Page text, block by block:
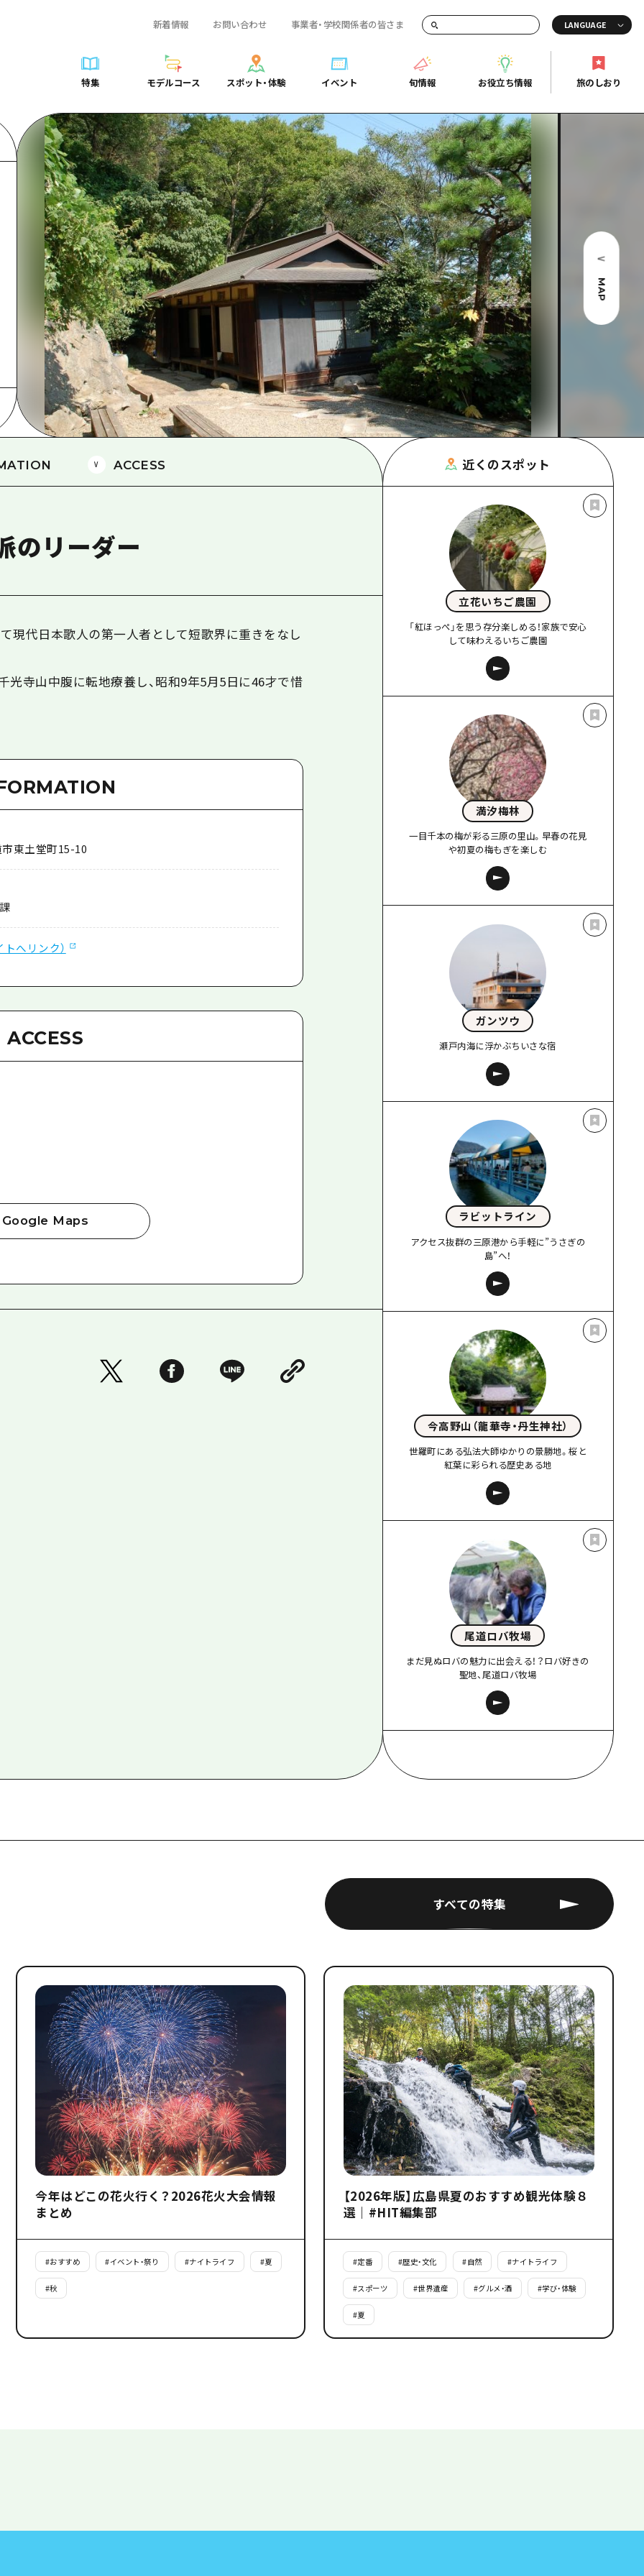
新着情報 お問い合わせ 事業者・学校関係者の皆さま
特集
サイクリング
ショッピング
スポーツ
ナイトライフ
世界遺産
学び・体験
定番
歴史・文化
癒し
自然
モデルコース
モデルコース一覧
Dive! Hiroshima 公式ガイド
広島もしもトラベル
あたらしい非日常
広島市周辺
安芸
備後
備北
芸北
宮島周辺
山口県東部
弾丸
日帰り
半日
1泊2日
2泊3日
スポット・体験
スポット・体験一覧
広島市周辺
安芸
備後
備北
芸北
宮島周辺
愛媛県
島根県
イベント
旬情報
お役立ち情報
お役立ち情報一覧
アクセス
二次交通まとめ
施設の混雑状況のお知らせ
お得な周遊チケット
手荷物預かり・配送サービス
広島おもてなしパス
HIROSHIMA FREE Wi-Fi
観光案内所
広島県を訪れる外国人旅行者向け情報一覧
ボランティアガイド
ユニバーサルツーリズム
ガイドブック
広島県の魅力を動画でご紹介！
よくあるご質問
メディア掲載情報
フォトダウンロード
関連リンク
旅のしおり
世界遺産
歴史・文化
自然
芸北
宮島周辺
山口県東部
半日
2泊3日
備後
芸北
宮島周辺
山口県東部
愛媛県
島根県
HIROSHIMA FREE Wi-Fi
ボランティアガイド
ユニバーサルツーリズム
広島県の魅力を動画でご紹介！
よくあるご質問
フォトダウンロード
関連リンク
MAP
ACCESS
のリーダー
現代日本歌人の第一人者として短歌界に重きをなし
光寺山中腹に転地療養し、昭和9年5月5日に46才で惜
東土堂町15-10
へリンク）
ACCESS
Google Maps
近くのスポット
立花いちご農園
「紅ほっぺ」を思う存分楽しめる！家族で安心
して味わえるいちご農園
満汐梅林
一目千本の梅が彩る三原の里山。早春の花見
や初夏の梅もぎを楽しむ
ガンツウ
瀬戸内海に浮かぶちいさな宿
ラビットライン
アクセス抜群の三原港から手軽に”うさぎの
島”へ！
今高野山（龍華寺・丹生神社）
世羅町にある弘法大師ゆかりの景勝地。桜と
紅葉に彩られる歴史ある地
尾道ロバ牧場
まだ見ぬロバの魅力に出会える！？ロバ好きの
聖地、尾道ロバ牧場
すべての特集
今年はどこの花火行く？2026花火大会情報
まとめ
#おすすめ #イベント・祭り #ナイトライフ #夏
#秋
【2026年版】広島県夏のおすすめ観光体験８
選｜#HIT編集部
#定番 #歴史・文化 #自然 #ナイトライフ
#スポーツ #世界遺産 #グルメ・酒 #学び・体験
#夏